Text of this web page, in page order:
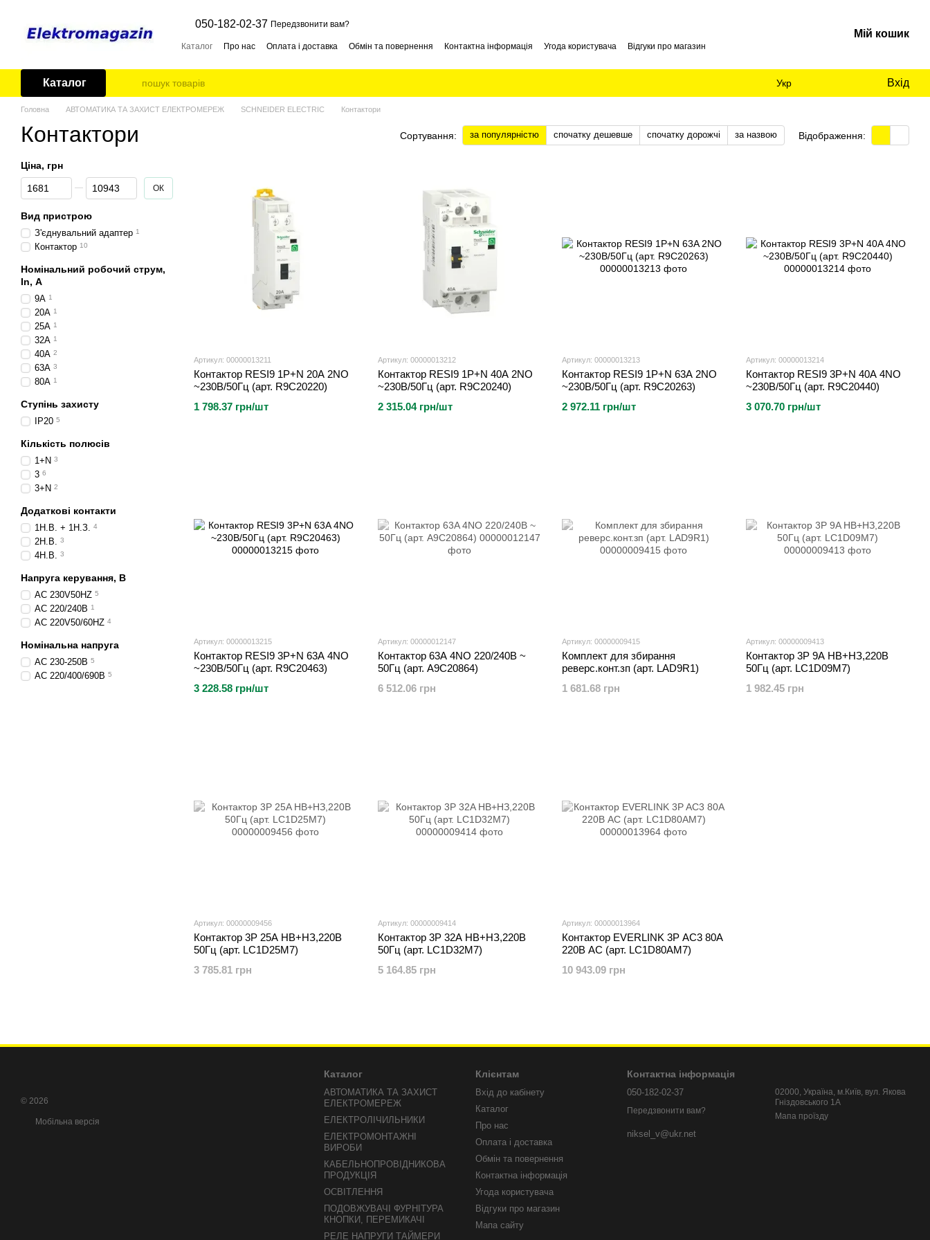
050-182-02-37 Передзвонити вам?
Каталог Про нас Оплата і доставка Обмін та повернення Контактна інформація Угода користувача Відгуки про магазин
Мій кошик
Каталог Укр Вхід
Головна АВТОМАТИКА ТА ЗАХИСТ ЕЛЕКТРОМЕРЕЖ SCHNEIDER ELECTRIC Контактори
Контактори Сортування: за популярністю спочатку дешевше спочатку дорожчі за назвою Відображення:
Артикул: 00000013211
Контактор RESI9 1P+N 20A 2NO
~230В/50Гц (арт. R9C20220)
1 798.37 грн/шт
Артикул: 00000013212
Контактор RESI9 1P+N 40A 2NO
~230В/50Гц (арт. R9C20240)
2 315.04 грн/шт
Артикул: 00000013213
Контактор RESI9 1P+N 63A 2NO
~230В/50Гц (арт. R9C20263)
2 972.11 грн/шт
Артикул: 00000013214
Контактор RESI9 3P+N 40A 4NO
~230В/50Гц (арт. R9C20440)
3 070.70 грн/шт
Артикул: 00000013215
Контактор RESI9 3P+N 63A 4NO
~230В/50Гц (арт. R9C20463)
3 228.58 грн/шт
Артикул: 00000012147
Контактор 63A 4NO 220/240В ~
50Гц (арт. A9C20864)
6 512.06 грн
Артикул: 00000009415
Комплект для збирання
реверс.конт.зп (арт. LAD9R1)
1 681.68 грн
Артикул: 00000009413
Контактор 3Р 9A НВ+НЗ,220В
50Гц (арт. LC1D09M7)
1 982.45 грн
Артикул: 00000009456
Контактор 3Р 25A НВ+НЗ,220В
50Гц (арт. LC1D25M7)
3 785.81 грн
Артикул: 00000009414
Контактор 3Р 32A НВ+НЗ,220В
50Гц (арт. LC1D32M7)
5 164.85 грн
Артикул: 00000013964
Контактор EVERLINK 3P AC3 80A
220В AC (арт. LC1D80AM7)
10 943.09 грн
Ціна, грн
Від Ціна, грн
До Ціна, грн ОК
Вид пристрою
З'єднувальний адаптер 1
Контактор 10
Номінальний робочий струм,
In, А
9A 1
20А 1
25А 1
32А 1
40А 2
63А 3
80A 1
Ступінь захисту
IP20 5
Кількість полюсів
1+N 3
3 6
3+N 2
Додаткові контакти
1Н.В. + 1Н.З. 4
2Н.В. 3
4Н.В. 3
Напруга керування, В
AC 230V50HZ 5
AC 220/240В 1
AC 220V50/60HZ 4
Номінальна напруга
AC 230-250В 5
AC 220/400/690В 5
© 2026
Мобільна версія
Каталог
АВТОМАТИКА ТА ЗАХИСТ
ЕЛЕКТРОМЕРЕЖ
ЕЛЕКТРОЛІЧИЛЬНИКИ
ЕЛЕКТРОМОНТАЖНІ
ВИРОБИ
КАБЕЛЬНОПРОВІДНИКОВА
ПРОДУКЦІЯ
ОСВІТЛЕННЯ
ПОДОВЖУВАЧІ ФУРНІТУРА
КНОПКИ, ПЕРЕМИКАЧІ
РЕЛЕ НАПРУГИ ТАЙМЕРИ
Клієнтам
Вхід до кабінету
Каталог
Про нас
Оплата і доставка
Обмін та повернення
Контактна інформація
Угода користувача
Відгуки про магазин
Мапа сайту
Контактна інформація
050-182-02-37
Передзвонити вам?
niksel_v@ukr.net
02000, Україна, м.Київ, вул. Якова
Гніздовського 1А
Мапа проїзду